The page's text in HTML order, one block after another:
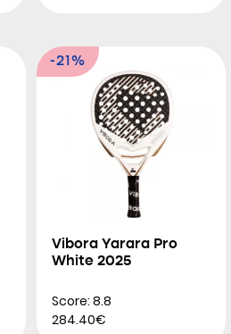
-21%
Vibora Yarara Pro
White 2025
Score: 8.8
284.40€